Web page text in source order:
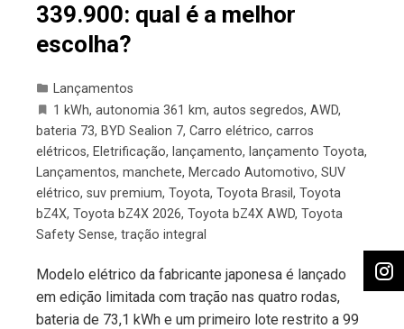
339.900: qual é a melhor
escolha?
Lançamentos
1 kWh, autonomia 361 km, autos segredos, AWD,
bateria 73, BYD Sealion 7, Carro elétrico, carros
elétricos, Eletrificação, lançamento, lançamento Toyota,
Lançamentos, manchete, Mercado Automotivo, SUV
elétrico, suv premium, Toyota, Toyota Brasil , Toyota
bZ4X, Toyota bZ4X 2026, Toyota bZ4X AWD, Toyota
Safety Sense, tração integral
Modelo elétrico da fabricante japonesa é lançado
em edição limitada com tração nas quatro rodas,
bateria de 73,1 kWh e um primeiro lote restrito a 99